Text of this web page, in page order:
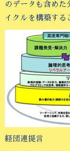
のデータも含めた
イクルを構築する
経団連提言